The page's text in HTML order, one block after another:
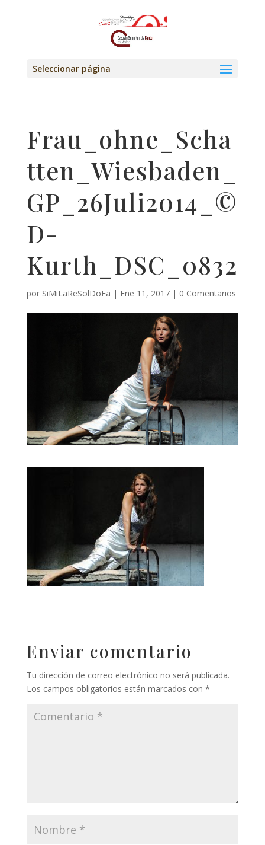
Seleccionar página
Frau_ohne_Scha
tten_Wiesbaden_
GP_26Juli2014_©
D-
Kurth_DSC_0832
por SiMiLaReSolDoFa | Ene 11, 2017| 0 Comentarios
Enviar comentario
Tu dirección de correo electrónico no será publicada.
Los campos obligatorios están marcados con *